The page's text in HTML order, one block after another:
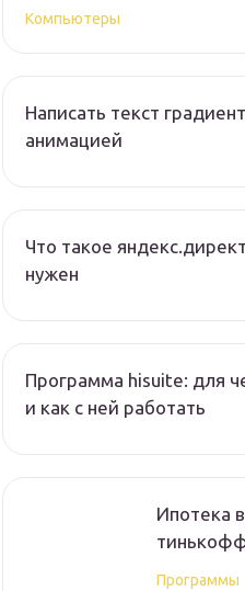
Компьютеры
Написать текст
анимацией
Что такое
нужен
Программа hisuite: для
и как с ней работать
Ипотека
Программы